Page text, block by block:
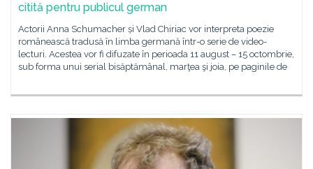
citită pentru publicul german
Actorii Anna Schumacher și Vlad Chiriac vor interpreta poezie
românească tradusă în limba germană într-o serie de video-
lecturi. Acestea vor fi difuzate în perioada 11 august – 15 octombrie,
sub forma unui serial bisăptămânal, marţea şi joia, pe paginile de